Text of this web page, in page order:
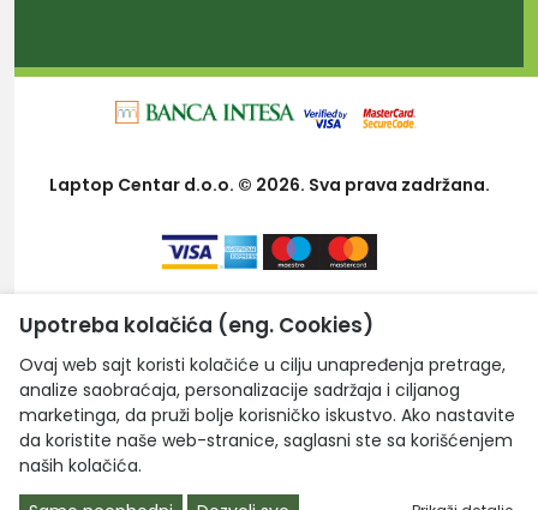
Laptop Centar d.o.o. © 2026. Sva prava zadržana.
Upotreba kolačića (eng. Cookies)
Ovaj web sajt koristi kolačiće u cilju unapređenja pretrage,
analize saobraćaja, personalizacije sadržaja i ciljanog
marketinga, da pruži bolje korisničko iskustvo. Ako nastavite
da koristite naše web-stranice, saglasni ste sa korišćenjem
naših kolačića.